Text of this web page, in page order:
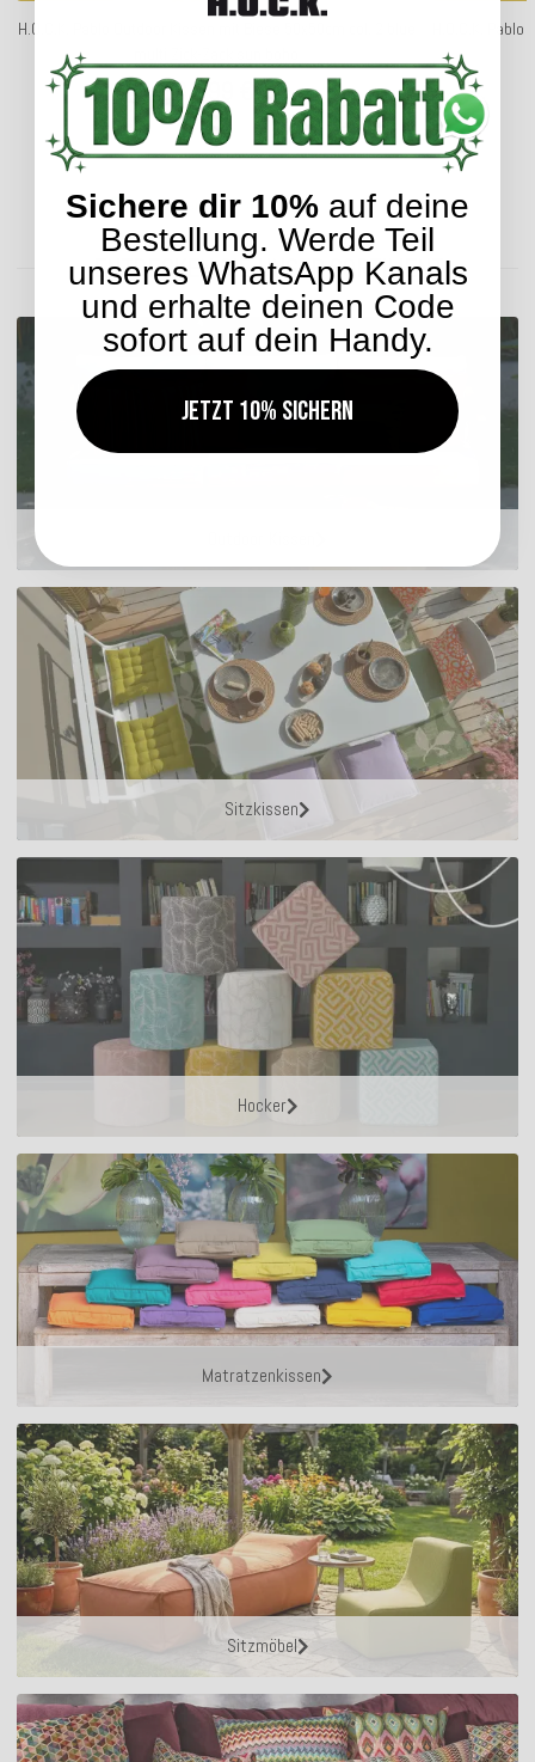
H.O.C.K. Pablo Outdoor Kissen mit Biese 50x50cm col. 2 blue
31,99 €
Lieferzeit: ca. 2-4 Werktage
H.O.C.K.
ENTDECKEN SIE UNSER SORTIMENT
Sitzkissen
Hocker
Matratzenkissen
Sitzmöbel
Sichere dir 10% auf deine
Bestellung. Werde Teil
unseres WhatsApp Kanals
und erhalte deinen Code
sofort auf dein Handy.
Jetzt 10% sichern